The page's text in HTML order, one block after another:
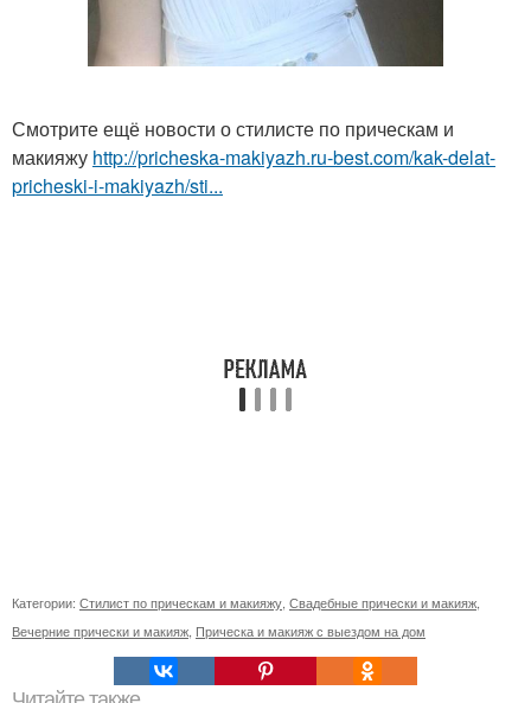
Смотрите ещё новости о стилисте по прическам и
макияжу http://pricheska-makiyazh.ru-best.com/kak-delat-
pricheski-i-makiyazh/sti...
Категории: Стилист по прическам и макияжу Свадебные прически и макияж
Вечерние прически и макияж Прическа и макияж с выездом на дом